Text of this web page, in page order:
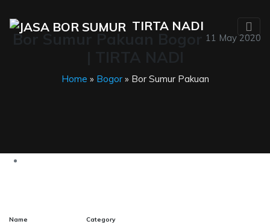
TIRTA NADI
11 May 2020
Bor Sumur Pakuan Bogor
Home » Bogor» Bor Sumur Pakuan
Name Category